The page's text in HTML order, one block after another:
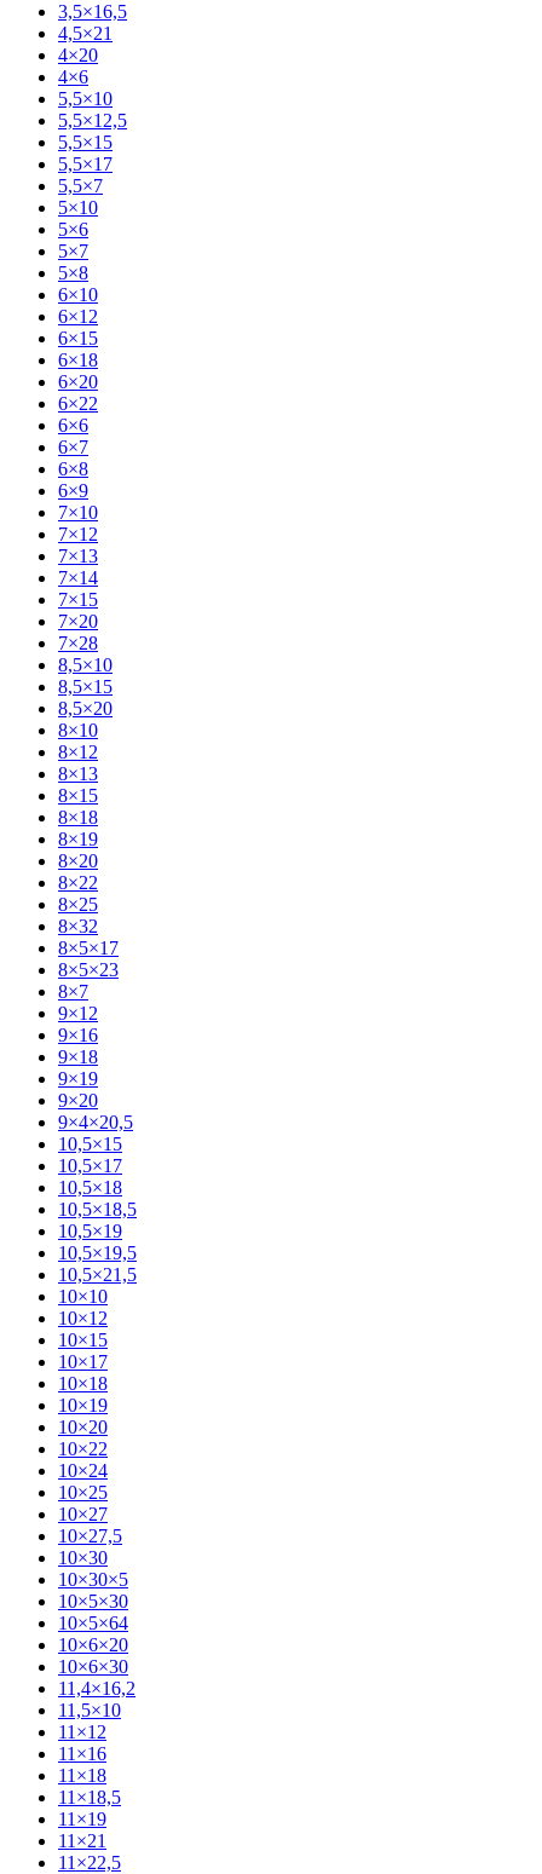
3,5×16,5
4,5×21
4×20
4×6
5,5×10
5,5×12,5
5,5×15
5,5×17
5,5×7
5×10
5×6
5×7
5×8
6×10
6×12
6×15
6×18
6×20
6×22
6×6
6×7
6×8
6×9
7×10
7×12
7×13
7×14
7×15
7×20
7×28
8,5×10
8,5×15
8,5×20
8×10
8×12
8×13
8×15
8×18
8×19
8×20
8×22
8×25
8×32
8×5×17
8×5×23
8×7
9×12
9×16
9×18
9×19
9×20
9×4×20,5
10,5×15
10,5×17
10,5×18
10,5×18,5
10,5×19
10,5×19,5
10,5×21,5
10×10
10×12
10×15
10×17
10×18
10×19
10×20
10×22
10×24
10×25
10×27
10×27,5
10×30
10×30×5
10×5×30
10×5×64
10×6×20
10×6×30
11,4×16,2
11,5×10
11×12
11×16
11×18
11×18,5
11×19
11×21
11×22,5